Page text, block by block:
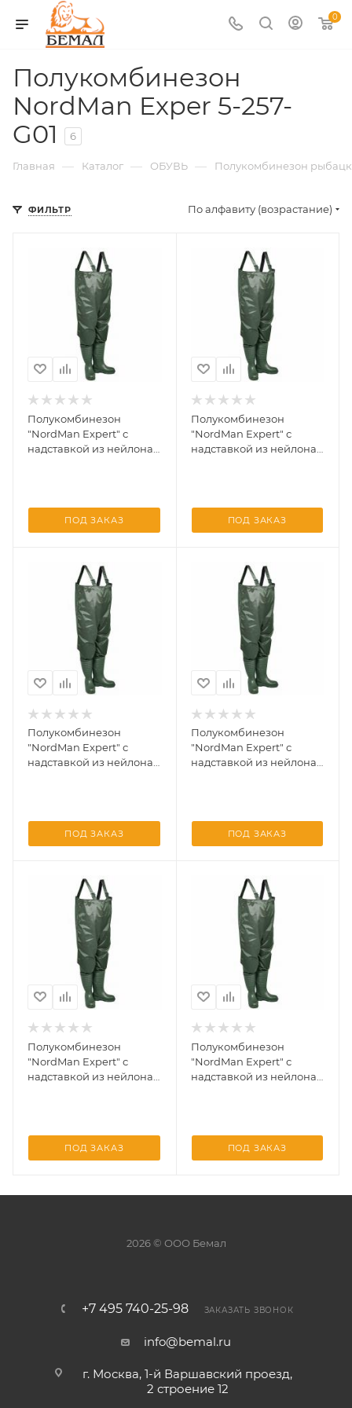
0
Полукомбинезон
NordMan Exper 5-257-
G01
6
Главная — Каталог — ОБУВЬ — Полукомбинезон
ФИЛЬТР По алфавиту (возрастание)
Полукомбинезон
"NordMan Expert" с
надставкой из нейлона
ПОД ЗАКАЗ
Полукомбинезон
"NordMan Expert" с
надставкой из нейлона
ПОД ЗАКАЗ
Полукомбинезон
"NordMan Expert" с
надставкой из нейлона
ПОД ЗАКАЗ
Полукомбинезон
"NordMan Expert" с
надставкой из нейлона
ПОД ЗАКАЗ
Полукомбинезон
"NordMan Expert" с
надставкой из нейлона
ПОД ЗАКАЗ
Полукомбинезон
"NordMan Expert" с
надставкой из нейлона
ПОД ЗАКАЗ
2026 © ООО Бемал
+7 495 740-25-98 ЗАКАЗАТЬ ЗВОНОК
info@bemal.ru
г. Москва, 1-й Варшавский проезд,
2 строение 12